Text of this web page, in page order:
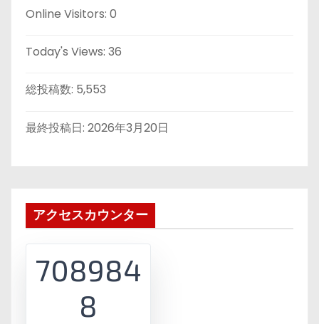
Online Visitors: 0
Today's Views: 36
総投稿数: 5,553
最終投稿日: 2026年3月20日
アクセスカウンター
708984
8